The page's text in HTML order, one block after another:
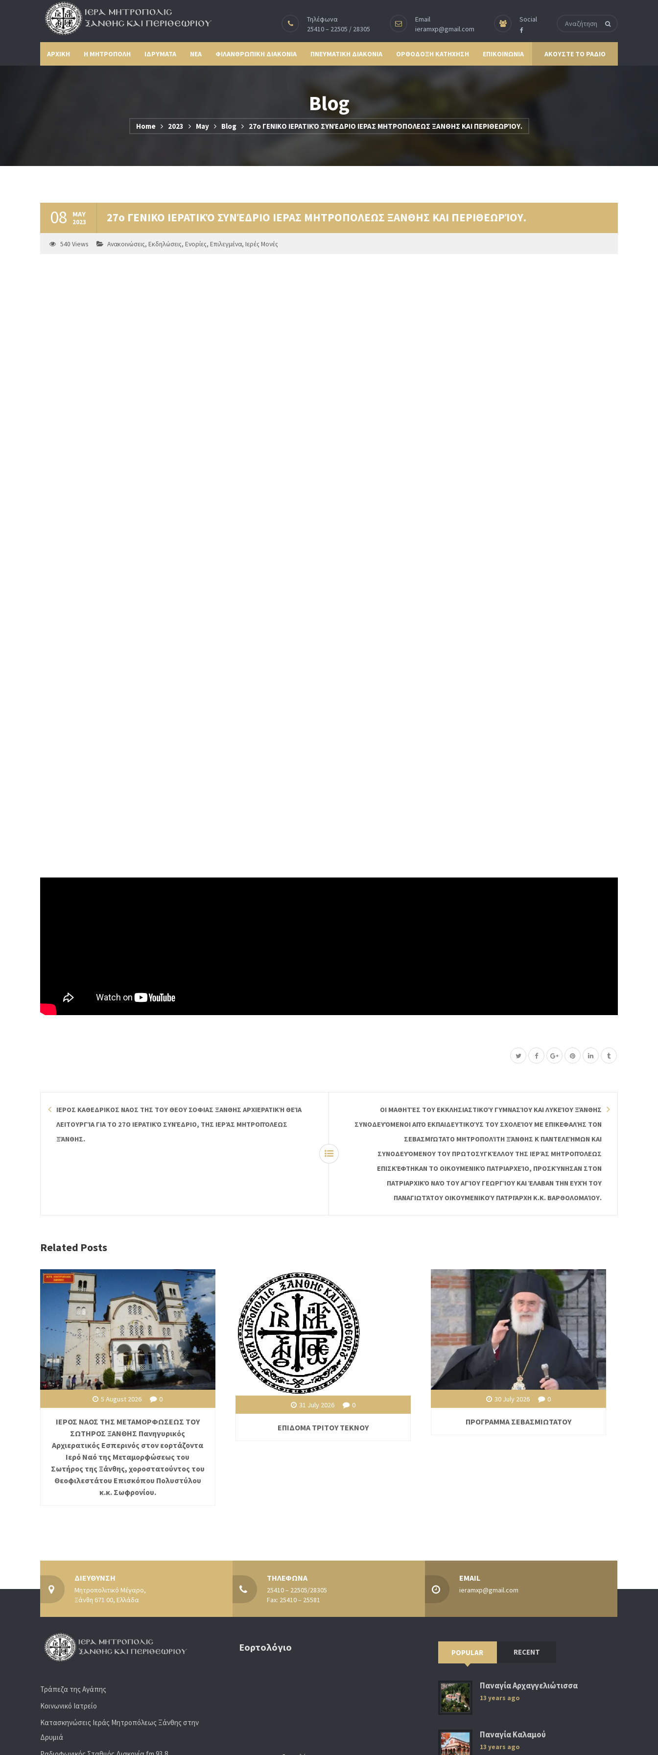
Τηλέφωνα
25410 – 22505 / 28305
Email
ieramxp@gmail.com
Social
ΑΡΧΙΚΗ Η ΜΗΤΡΟΠΟΛΗ ΙΔΡΥΜΑΤΑ ΝΕΑ ΦΙΛΑΝΘΡΩΠΙΚΗ ΔΙΑΚΟΝΙΑ ΠΝΕΥΜΑΤΙΚΗ ΔΙΑΚΟΝΙΑ ΟΡΘΟΔΟΞΗ ΚΑΤΗΧΗΣΗ ΕΠΙΚΟΙΝΩΝΙΑ ΑΚΟΥΣΤΕ ΤΟ ΡΑΔΙΟ
Blog
Home 2023 May Blog 27ο ΓΕΝΙΚΟ ΙΕΡΑΤΙΚΌ ΣΥΝΈΔΡΙΟ ΙΕΡΑΣ ΜΗΤΡΟΠΟΛΕΩΣ ΞΑΝΘΗΣ ΚΑΙ ΠΕΡΙΘΕΩΡΊΟΥ.
08 MAY
2023 27ο ΓΕΝΙΚΟ ΙΕΡΑΤΙΚΌ ΣΥΝΈΔΡΙΟ ΙΕΡΑΣ ΜΗΤΡΟΠΟΛΕΩΣ ΞΑΝΘΗΣ ΚΑΙ ΠΕΡΙΘΕΩΡΊΟΥ.
540 Views Ανακοινώσεις, Εκδηλώσεις, Ενορίες, Επιλεγμένα, Ιερές Μονές
ΙΕΡΟΣ ΚΑΘΕΔΡΙΚΟΣ ΝΑΟΣ ΤΗΣ ΤΟΥ ΘΕΟΥ ΣΟΦΙΑΣ ΞΑΝΘΗΣ ΑΡΧΙΕΡΑΤΙΚΉ ΘΕΊΑ
ΛΕΙΤΟΥΡΓΊΑ ΓΙΑ ΤΟ 27Ο ΙΕΡΑΤΙΚΌ ΣΥΝΈΔΡΙΟ, ΤΗΣ ΙΕΡΆΣ ΜΗΤΡΟΠΌΛΕΩΣ
ΞΆΝΘΗΣ.
ΟΙ ΜΑΘΗΤΈΣ ΤΟΥ ΕΚΚΛΗΣΙΑΣΤΙΚΟΎ ΓΥΜΝΑΣΊΟΥ ΚΑΙ ΛΥΚΕΊΟΥ ΞΆΝΘΗΣ
ΣΥΝΟΔΕΥΌΜΕΝΟΙ ΑΠΌ ΕΚΠΑΙΔΕΥΤΙΚΟΎΣ ΤΟΥ ΣΧΟΛΕΊΟΥ ΜΕ ΕΠΙΚΕΦΑΛΉΣ ΤΟΝ
ΣΕΒΑΣΜΙΏΤΑΤΟ ΜΗΤΡΟΠΟΛΊΤΗ ΞΆΝΘΗΣ Κ ΠΑΝΤΕΛΕΉΜΩΝ ΚΑΙ
ΣΥΝΟΔΕΥΌΜΕΝΟΥ ΤΟΥ ΠΡΩΤΟΣΥΓΚΈΛΛΟΥ ΤΗΣ ΙΕΡΆΣ ΜΗΤΡΟΠΌΛΕΩΣ
ΕΠΙΣΚΈΦΤΗΚΑΝ ΤΟ ΟΙΚΟΥΜΕΝΙΚΌ ΠΑΤΡΙΑΡΧΕΊΟ, ΠΡΟΣΚΎΝΗΣΑΝ ΣΤΟΝ
ΠΑΤΡΙΑΡΧΙΚΌ ΝΑΌ ΤΟΥ ΑΓΊΟΥ ΓΕΩΡΓΊΟΥ ΚΑΙ ΈΛΑΒΑΝ ΤΗΝ ΕΥΧΉ ΤΟΥ
ΠΑΝΑΓΙΩΤΆΤΟΥ ΟΙΚΟΥΜΕΝΙΚΟΎ ΠΑΤΡΙΆΡΧΗ Κ.Κ. ΒΑΡΘΟΛΟΜΑΊΟΥ.
Related Posts
5 August 2026 0
ΙΕΡΟΣ ΝΑΟΣ ΤΗΣ ΜΕΤΑΜΟΡΦΩΣΕΩΣ ΤΟΥ
ΣΩΤΗΡΟΣ ΞΑΝΘΗΣ Πανηγυρικός
Αρχιερατικός Εσπερινός στον εορτάζοντα
Ιερό Ναό της Μεταμορφώσεως του
Σωτήρος της Ξάνθης, χοροστατούντος του
Θεοφιλεστάτου Επισκόπου Πολυστύλου
κ.κ. Σωφρονίου.
31 July 2026 0
ΕΠΙΔΟΜΑ ΤΡΙΤΟΥ ΤΕΚΝΟΥ
30 July 2026 0
ΠΡΟΓΡΑΜΜΑ ΣΕΒΑΣΜΙΩΤΑΤΟΥ
ΔΙΕΥΘΥΝΣΗ
Μητροπολιτικό Μέγαρο,
Ξάνθη 671 00, Ελλάδα
ΤΗΛΕΦΩΝΑ
25410 – 22505/28305
Fax: 25410 – 25581
EMAIL
ieramxp@gmail.com
Τράπεζα της Αγάπης
Κοινωνικό Ιατρείο
Κατασκηνώσεις Ιεράς Μητροπόλεως Ξάνθης στην
Δρυμιά
Εορτολόγιο POPULAR RECENT
Παναγία Αρχαγγελιώτισσα
13 years ago
Παναγία Καλαμού
13 years ago